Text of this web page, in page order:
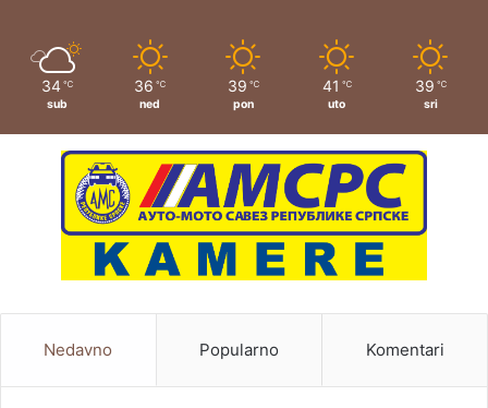
34 ℃
sub
36 ℃
ned
39 ℃
pon
41 ℃
uto
39 ℃
sri
Nedavno Popularno Komentari